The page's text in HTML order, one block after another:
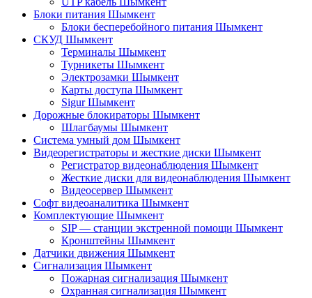
Блоки питания Шымкент
Блоки бесперебойного питания Шымкент
СКУД Шымкент
Терминалы Шымкент
Турникеты Шымкент
Электрозамки Шымкент
Карты доступа Шымкент
Sigur Шымкент
Дорожные блокираторы Шымкент
Шлагбаумы Шымкент
Система умный дом Шымкент
Видеорегистраторы и жесткие диски Шымкент
Регистратор видеонаблюдения Шымкент
Жесткие диски для видеонаблюдения Шымкент
Видеосервер Шымкент
Софт видеоаналитика Шымкент
Комплектующие Шымкент
SIP — станции экстренной помощи Шымкент
Кронштейны Шымкент
Датчики движения Шымкент
Сигнализация Шымкент
Пожарная сигнализация Шымкент
Охранная сигнализация Шымкент